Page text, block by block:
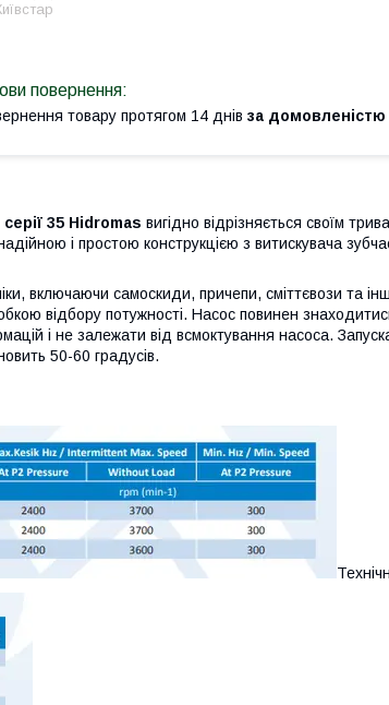
товару протягом 14 днів за домовленістю
35 Hidromas вигідно відрізняється своїм
і простою конструкцією з витискувача
включаючи самоскиди, причепи, сміттєвози та
відбору потужності. Насос повинен
і не залежати від всмоктування насоса.
50-60 градусів.